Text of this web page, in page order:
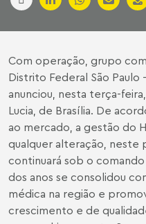
Com operação, grupo
Distrito Federal São Paulo
anunciou, nesta terça-
Lucia, de Brasília. De
ao mercado, a gestão do
qualquer alteração,
continuará sob o
dos anos se consolidou
médica na região e
crescimento e de